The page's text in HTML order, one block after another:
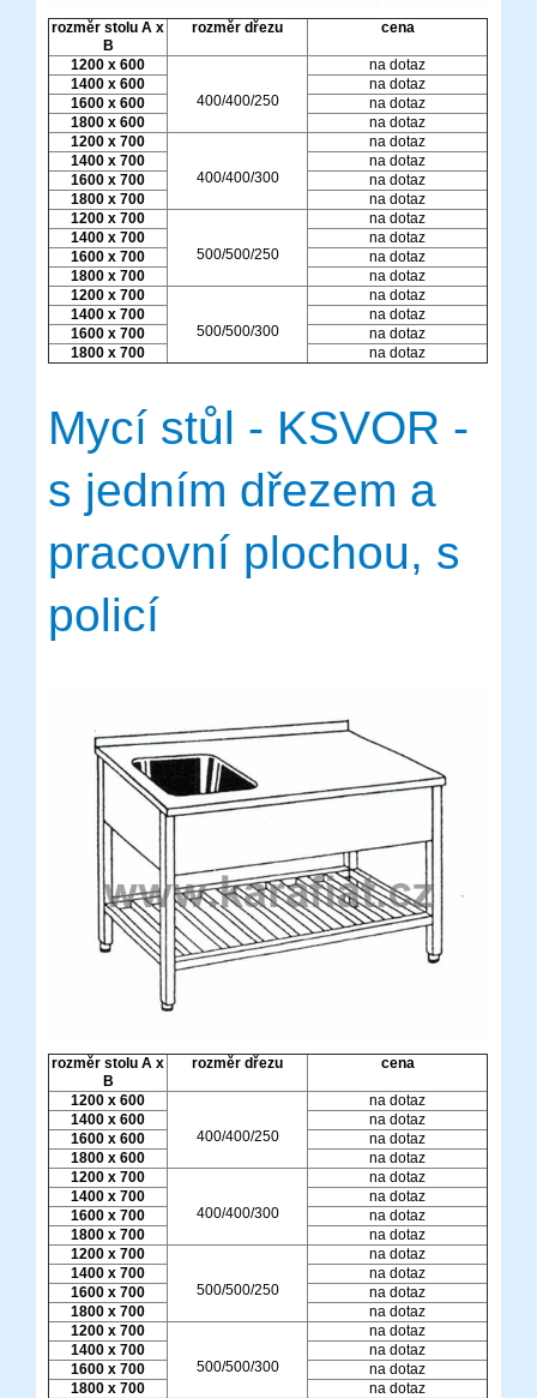
rozměr stolu A x
B
rozměr dřezu cena
1200 x 600
400/400/250
na dotaz
1400 x 600
na dotaz
1600 x 600
na dotaz
1800 x 600
na dotaz
1200 x 700
400/400/300
na dotaz
1400 x 700
na dotaz
1600 x 700
na dotaz
1800 x 700
na dotaz
1200 x 700
500/500/250
na dotaz
1400 x 700
na dotaz
1600 x 700
na dotaz
1800 x 700
na dotaz
1200 x 700
500/500/300
na dotaz
1400 x 700
na dotaz
1600 x 700
na dotaz
1800 x 700
na dotaz
Mycí stůl - KSVOR -
s jedním dřezem a
pracovní plochou, s
policí
rozměr stolu A x
B
rozměr dřezu cena
1200 x 600
400/400/250
na dotaz
1400 x 600
na dotaz
1600 x 600
na dotaz
1800 x 600
na dotaz
1200 x 700
400/400/300
na dotaz
1400 x 700
na dotaz
1600 x 700
na dotaz
1800 x 700
na dotaz
1200 x 700
500/500/250
na dotaz
1400 x 700
na dotaz
1600 x 700
na dotaz
1800 x 700
na dotaz
1200 x 700
500/500/300
na dotaz
1400 x 700
na dotaz
1600 x 700
na dotaz
1800 x 700
na dotaz